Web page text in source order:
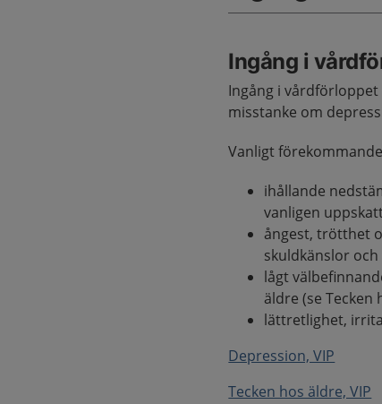
Ingång i
Ingång i
misstanke om
Vanligt
ihållande
vanligen
ångest, trötthet
skuldkänslor
lågt
äldre (se Tecken
lättretlighet,
Depression, VIP
Tecken hos äldre, VIP